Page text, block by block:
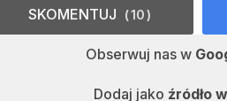
Obserwuj nas w
Dodaj jako źródło
SKOMENTUJ 10